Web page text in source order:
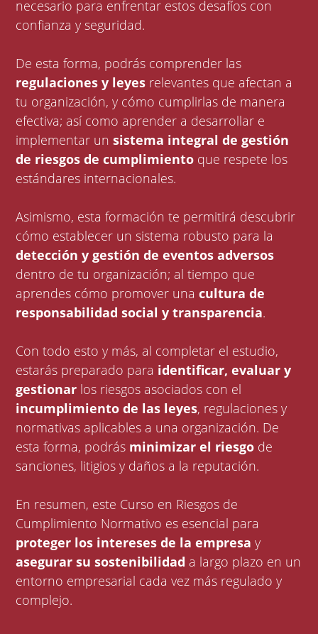
necesario para enfrentar estos desafíos con
confianza y seguridad.
De esta forma, podrás comprender las
regulaciones y leyes relevantes que afectan a
tu organización, y cómo cumplirlas de manera
efectiva; así como aprender a desarrollar e
implementar unsistema integral de gestión
de riesgos de cumplimiento que respete los
estándares internacionales.
Asimismo, esta formación te permitirá descubrir
cómo establecer un sistema robusto para la
detección y gestión de eventos adversos
dentro de tu organización; al tiempo que
aprendes cómo promover unacultura de
responsabilidad social y transparencia.
Con todo esto y más, al completar el estudio,
estarás preparado para identificar, evaluar y
gestionar los riesgos asociados con el
incumplimiento de las leyes, regulaciones y
normativas aplicables a una organización. De
esta forma, podrás minimizar el riesgo de
sanciones, litigios y daños a la reputación.
En resumen, este Curso en Riesgos de
Cumplimiento Normativo es esencial para
proteger los intereses de la empresa y
asegurar su sostenibilidad a largo plazo en un
entorno empresarial cada vez más regulado y
complejo.